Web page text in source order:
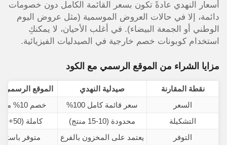
أسعار النهدي عادةً تكون بسعر القائمة الكامل دون خصومات
دائمة، إلا في حالات العروض الموسمية (مثل عروض اليوم
الوطني أو الجمعة البيضاء). في أغلب الأحيان، لا يمكنكِ
استخدام كوبونات خصم خارجية في الصيدليات الفيزيائية.
مزايا الشراء من الموقع الرسمي مع الكود
نقطة المقارنة صيدلية النهدي
الموقع الرسمي
السعر
سعر قائمة كامل 100%
خصم 10% مضمون
التشكيلة
محدودة (10-15 منتج)
كاملة (50+ منتج)
التوفر
يعتمد على المخزون بالفرع
متوفر